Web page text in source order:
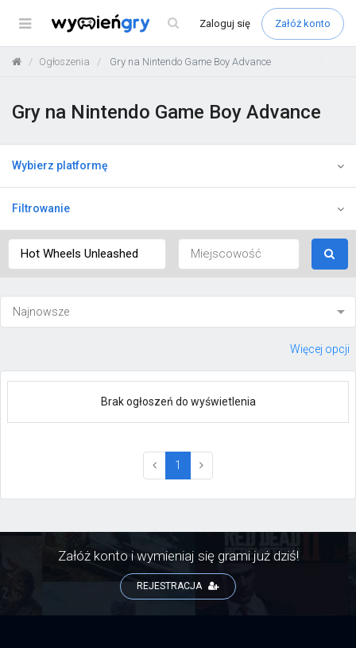
Menu Zaloguj się Załóż konto
Ogłoszenia Gry na Nintendo Game Boy Advance
Gry na Nintendo Game Boy Advance
Wybierz platformę
Filtrowanie
Więcej opcji
Brak ogłoszeń do wyświetlenia
1 (current)
Załóż konto i wymieniaj się grami już dziś!
REJESTRACJA